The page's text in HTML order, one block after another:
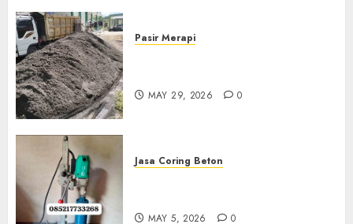
Pasir Merapi
MAY 29, 2026 0
Jasa Coring Beton
MAY 5, 2026 0